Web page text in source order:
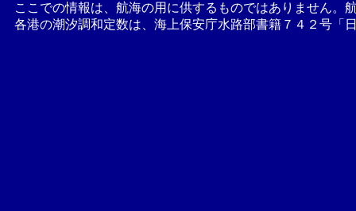
ここでの情報は、航海の用に供するものではありません。
各港の潮汐調和定数は、海上保安庁水路部書籍７４２号「